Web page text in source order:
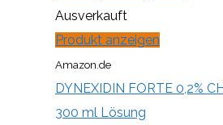
Ausverkauft
Produkt anzeigen
Amazon.de
DYNEXIDIN FORTE 0,2%
300 ml Lösung